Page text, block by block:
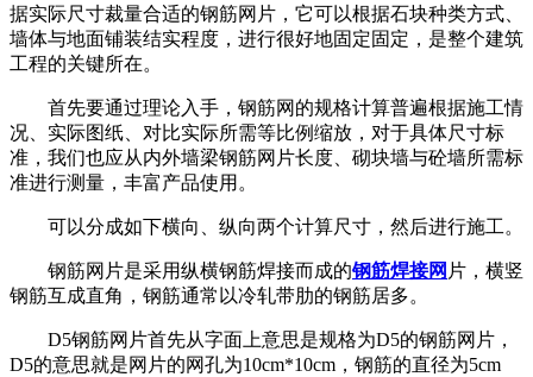
据实际尺寸裁量合适的钢筋网片，它可以根据石块种类方式、
墙体与地面铺装结实程度，进行很好地固定固定，是整个建筑
工程的关键所在。
首先要通过理论入手，钢筋网的规格计算普遍根据施工情
况、实际图纸、对比实际所需等比例缩放，对于具体尺寸标
准，我们也应从内外墙梁钢筋网片长度、砌块墙与砼墙所需标
准进行测量，丰富产品使用。
可以分成如下横向、纵向两个计算尺寸，然后进行施工。
钢筋网片是采用纵横钢筋焊接而成的钢筋焊接网 片，横竖
钢筋互成直角，钢筋通常以冷轧带肋的钢筋居多。
D5钢筋网片首先从字面上意思是规格为D5的钢筋网片，
D5的意思就是网片的网孔为10cm*10cm，钢筋的直径为5cm